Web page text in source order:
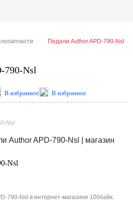
Педали Author APD-790-Nsl
790-Nsl
В избранное В избранное
Nsl
Nsl
790-Nsl в интернет-магазине 100байк.